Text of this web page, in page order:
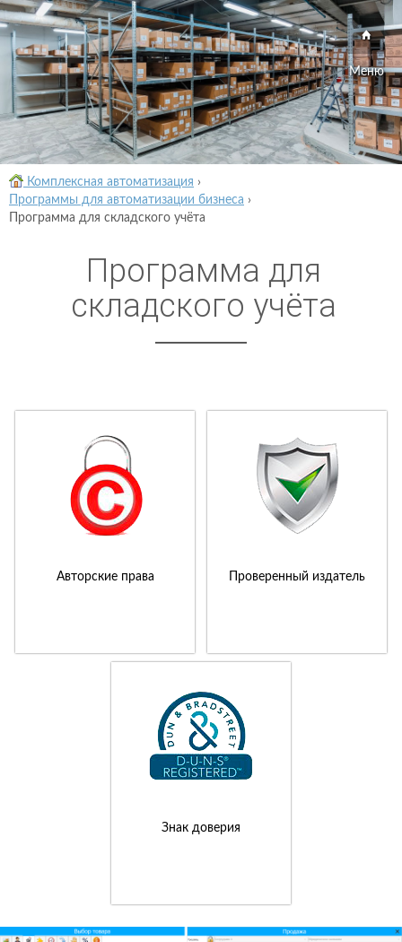
Меню
Комплексная автоматизация ›
Программы для автоматизации бизнеса ›
Программа для складского учёта
Программа для
складского учёта
Авторские права Проверенный издатель
Знак доверия